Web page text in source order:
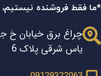
*ما فقط فروشنده
چراغ برق خیابان خ
یاس شرقی پلاک 6